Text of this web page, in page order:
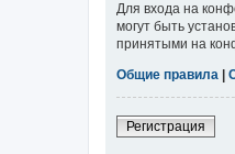
Для входа на
могут быть
принятыми на
Общие правила
Регистрация